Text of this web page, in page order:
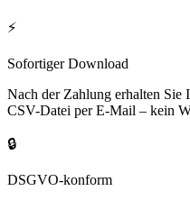
⚡
Sofortiger Download
Nach der Zahlung erhalten Sie
CSV-Datei per E-Mail – kein
🔒
DSGVO-konform